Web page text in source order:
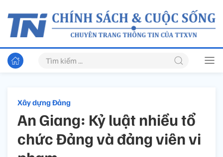
Xây dựng Đảng
An Giang: Kỷ luật nhiều tổ
chức Đảng và đảng viên vi